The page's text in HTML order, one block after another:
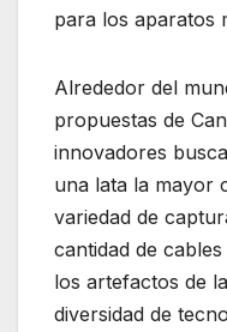
para los aparatos
Alrededor del
propuestas de
innovadores
una lata la mayor
variedad de
cantidad de
los artefactos de
diversidad de